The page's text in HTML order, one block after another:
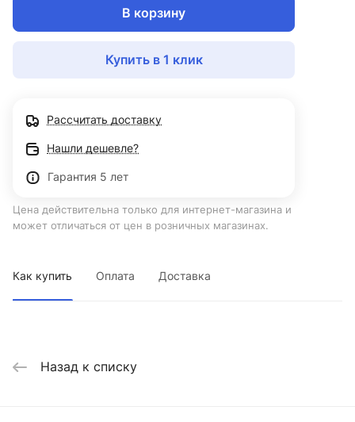
В корзину
Купить в 1 клик
Рассчитать доставку
Нашли дешевле?
Гарантия 5 лет
Цена действительна только для интернет-магазина и
может отличаться от цен в розничных магазинах.
Как купить Оплата Доставка
Назад к списку